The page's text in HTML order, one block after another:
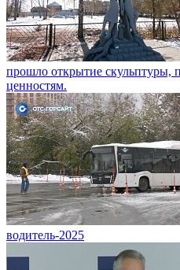
прошло открытие скульптуры,
ценностям.
водитель-2025